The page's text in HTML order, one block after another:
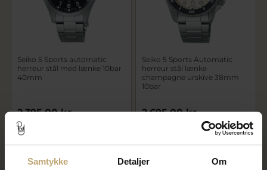
Samtykke Detaljer Om
Seiko 5 Sports automatic
herreur stål med lænke 10bar
40mm
2.395,00 kr
Seiko 5 Sports Automatic
herreur stål lænke
champagne urskive 38mm
10bar
2.695,00 kr